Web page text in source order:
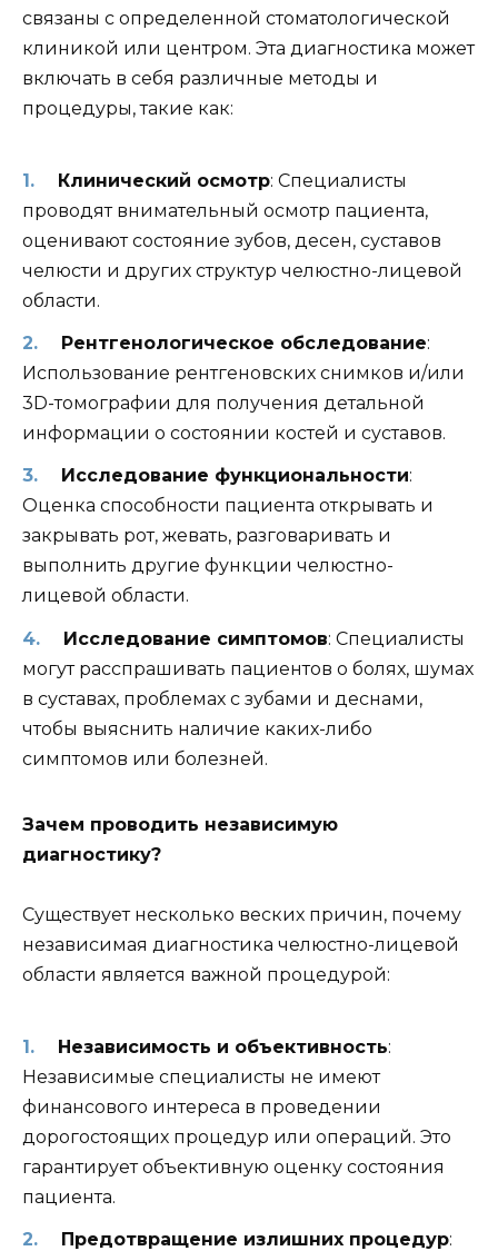
связаны с определенной стоматологической
клиникой или центром. Эта диагностика может
включать в себя различные методы и
процедуры, такие как:
Клинический осмотр: Специалисты
проводят внимательный осмотр пациента,
оценивают состояние зубов, десен, суставов
челюсти и других структур челюстно-лицевой
области.
Рентгенологическое обследование:
Использование рентгеновских снимков и/или
3D-томографии для получения детальной
информации о состоянии костей и суставов.
Исследование функциональности:
Оценка способности пациента открывать и
закрывать рот, жевать, разговаривать и
выполнить другие функции челюстно-
лицевой области.
Исследование симптомов: Специалисты
могут расспрашивать пациентов о болях, шумах
в суставах, проблемах с зубами и деснами,
чтобы выяснить наличие каких-либо
симптомов или болезней.
Зачем проводить независимую
диагностику?
Существует несколько веских причин, почему
независимая диагностика челюстно-лицевой
области является важной процедурой:
Независимость и объективность:
Независимые специалисты не имеют
финансового интереса в проведении
дорогостоящих процедур или операций. Это
гарантирует объективную оценку состояния
пациента.
Предотвращение излишних процедур: